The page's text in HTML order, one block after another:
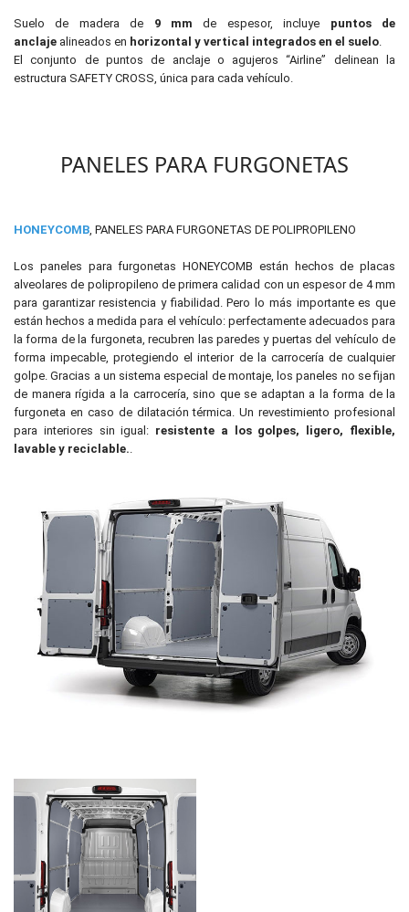
Suelo de madera de 9 mm de espesor, incluye puntos de
anclaje alineados en horizontal y vertical integrados en el suelo.
El conjunto de puntos de anclaje o agujeros “Airline” delinean la
estructura SAFETY CROSS, única para cada vehículo.
PANELES PARA FURGONETAS
HONEYCOMB, PANELES PARA FURGONETAS DE POLIPROPILENO
Los paneles para furgonetas HONEYCOMB están hechos de placas
alveolares de polipropileno de primera calidad con un espesor de 4 mm
para garantizar resistencia y fiabilidad. Pero lo más importante es que
están hechos a medida para el vehículo: perfectamente adecuados para
la forma de la furgoneta, recubren las paredes y puertas del vehículo de
forma impecable, protegiendo el interior de la carrocería de cualquier
golpe. Gracias a un sistema especial de montaje, los paneles no se fijan
de manera rígida a la carrocería, sino que se adaptan a la forma de la
furgoneta en caso de dilatación térmica. Un revestimiento profesional
para interiores sin igual: resistente a los golpes, ligero, flexible,
lavable y reciclable..